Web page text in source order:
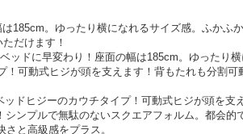
ッドに早変わり！座面の幅は185cm。ゆったり
ドヒジーのカウチタイプ！可動式ヒジが頭を支